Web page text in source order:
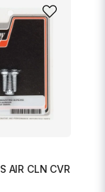
AIR CLN CVR